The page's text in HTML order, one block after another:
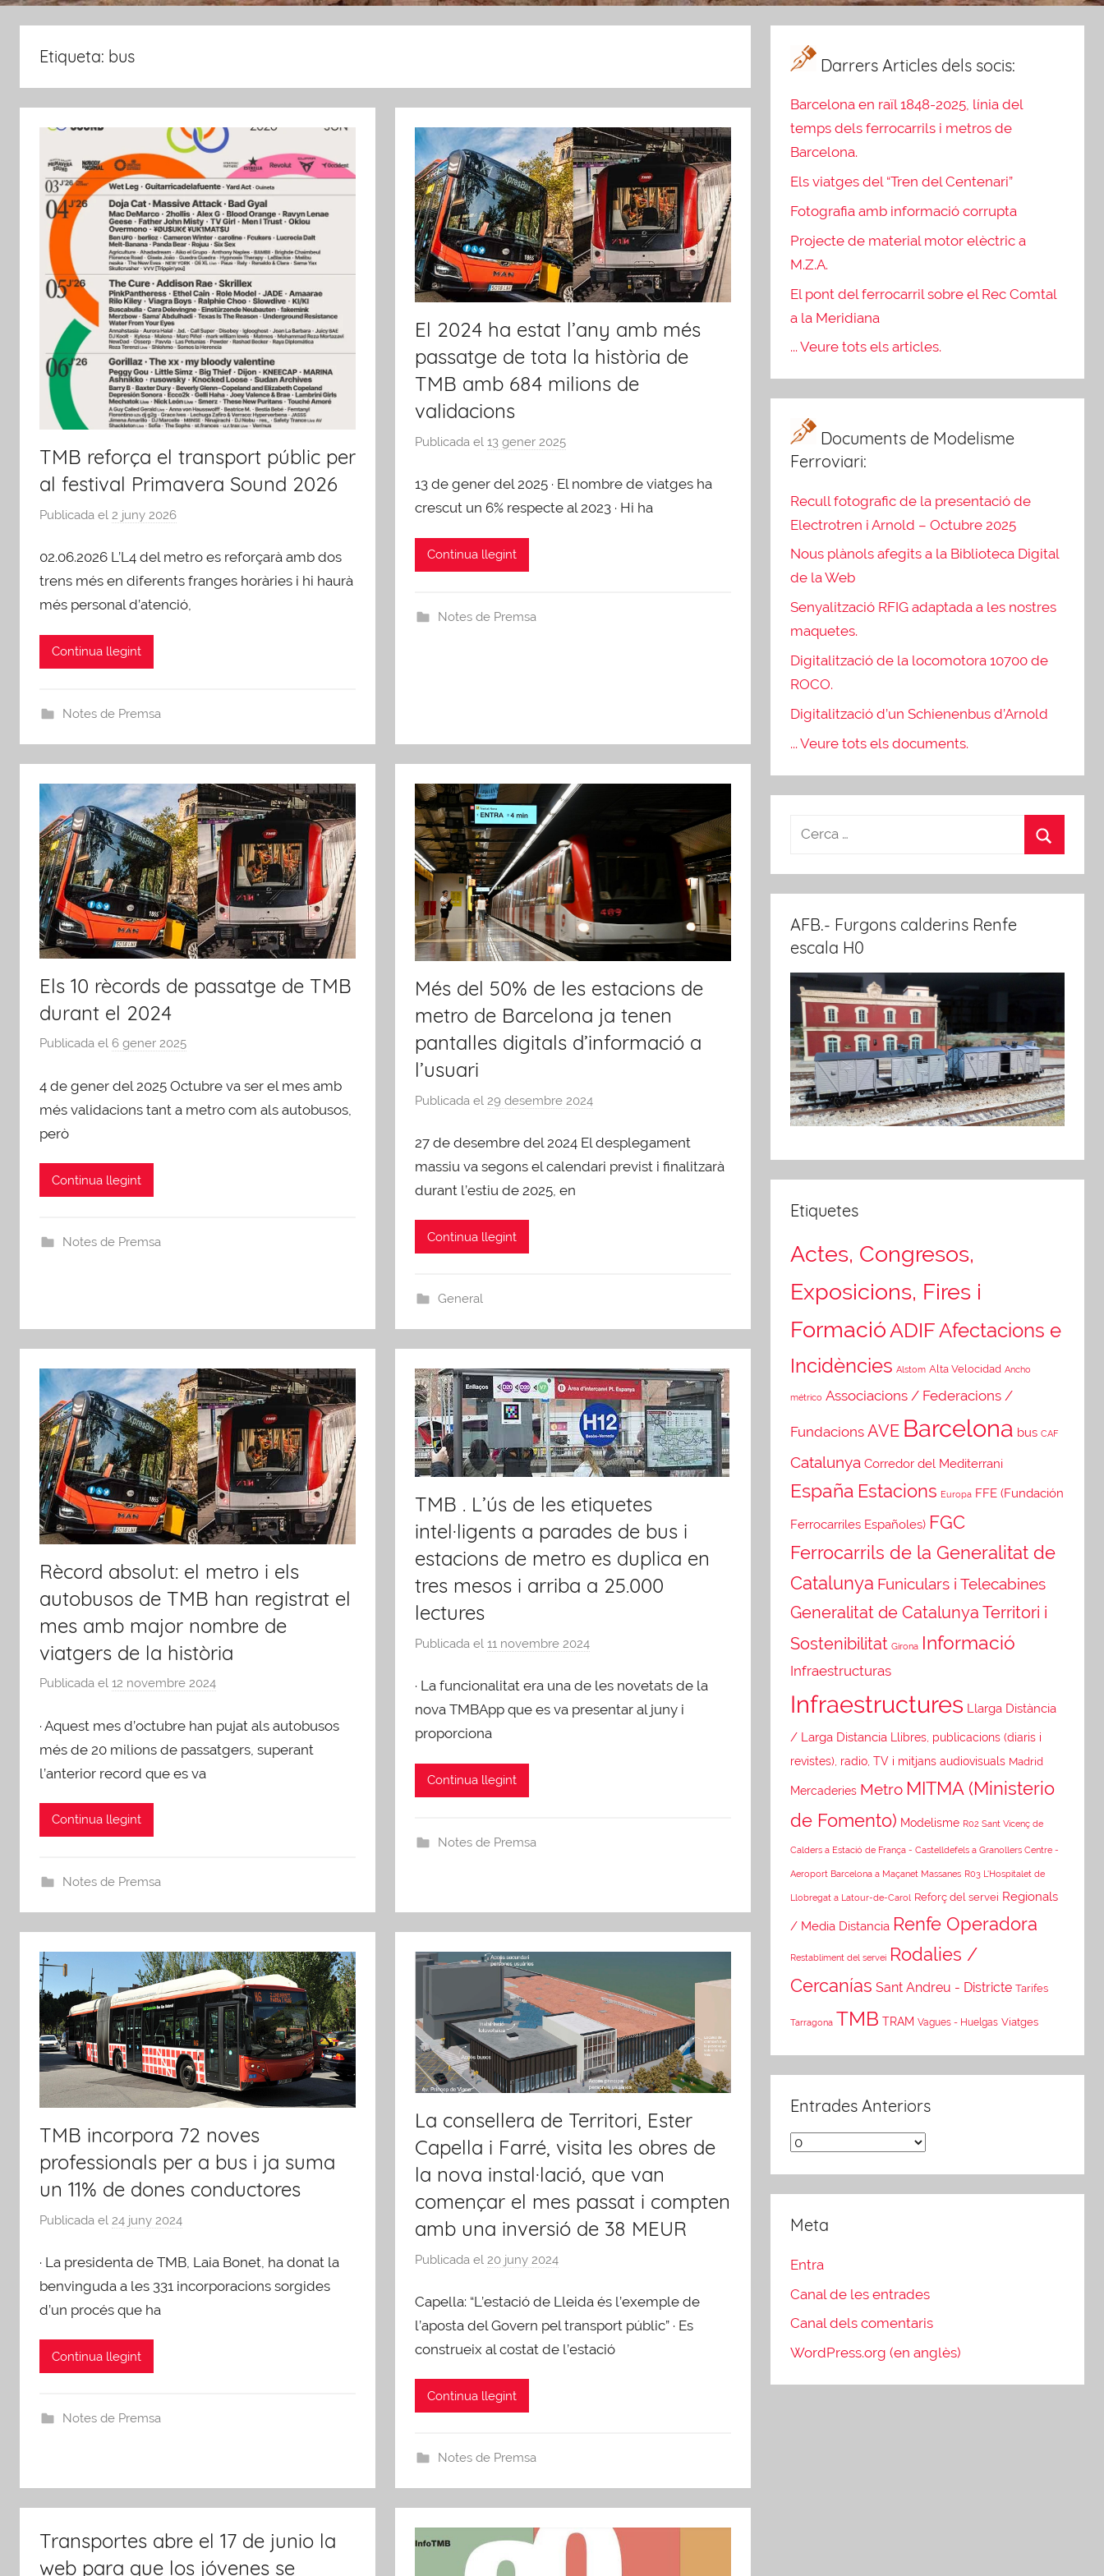
Etiqueta: bus
TMB reforça el transport públic per
al festival Primavera Sound 2026
Publicada el 2 juny 2026
r
A
F
02.06.2026 L’L4 del metro es reforçarà amb dos
trens més en diferents franges horàries i hi haurà
més personal d’atenció,
Continua llegint
Notes de Premsa
El 2024 ha estat l’any amb més
passatge de tota la història de
TMB amb 684 milions de
validacions
Publicada el13 gener 2025
r
A
13 de gener del 2025 · El nombre de viatges ha
crescut un 6% respecte al 2023 · Hi ha
Continua llegint
Notes de Premsa
Els 10 rècords de passatge de TMB
durant el 2024
Publicada el 6 gener 2025
r
A
4 de gener del 2025 Octubre va ser el mes amb
més validacions tant a metro com als autobusos,
però
Continua llegint
Notes de Premsa
Més del 50% de les estacions de
metro de Barcelona ja tenen
pantalles digitals d’informació a
l’usuari
Publicada el29 desembre 2024
r
A
27 de desembre del 2024 El desplegament
massiu va segons el calendari previst i finalitzarà
durant l’estiu de 2025, en
Continua llegint
General
Rècord absolut: el metro i els
autobusos de TMB han registrat el
mes amb major nombre de
viatgers de la història
Publicada el 12 novembre 2024
r
A
· Aquest mes d’octubre han pujat als autobusos
més de 20 milions de passatgers, superant
l’anterior record que es va
Continua llegint
Notes de Premsa
TMB . L’ús de les etiquetes
intel·ligents a parades de bus i
estacions de metro es duplica en
tres mesos i arriba a 25.000
lectures
Publicada el11 novembre 2024
r
A
· La funcionalitat era una de les novetats de la
nova TMBApp que es va presentar al juny i
proporciona
Continua llegint
Notes de Premsa
TMB incorpora 72 noves
professionals per a bus i ja suma
un 11% de dones conductores
Publicada el 24 juny 2024
r
A
· La presidenta de TMB, Laia Bonet, ha donat la
benvinguda a les 331 incorporacions sorgides
d’un procés que ha
Continua llegint
Notes de Premsa
La consellera de Territori, Ester
Capella i Farré, visita les obres de
la nova instal·lació, que van
començar el mes passat i compten
amb una inversió de 38 MEUR
Publicada el20 juny 2024
r
A
F
Capella: “L’estació de Lleida és l’exemple de
l’aposta del Govern pel transport públic” · Es
construeix al costat de l’estació
Continua llegint
Notes de Premsa
Transportes abre el 17 de junio la
web para que los jóvenes se
Darrers Articles dels socis:
Barcelona en raïl 1848-2025, línia del
temps dels ferrocarrils i metros de
Barcelona.
Els viatges del “Tren del Centenari”
Fotografia amb informació corrupta
Projecte de material motor elèctric a
M.Z.A.
El pont del ferrocarril sobre el Rec Comtal
a la Meridiana
... Veure tots els articles.
Documents de Modelisme
Ferroviari:
Recull fotografic de la presentació de
Electrotren i Arnold – Octubre 2025
Nous plànols afegits a la Biblioteca Digital
de la Web
Senyalització RFIG adaptada a les nostres
maquetes.
Digitalització de la locomotora 10700 de
ROCO.
Digitalització d’un Schienenbus d’Arnold
... Veure tots els documents.
AFB.- Furgons calderins Renfe
escala H0
Etiquetes
Actes, Congresos,
Exposicions, Fires i
FormacióADIFAfectacions e
Incidències Alstom Alta Velocidad Ancho
métrico Associacions / Federacions /
Fundacions AVE Barcelona bus CAF
Catalunya Corredor del Mediterrani
España Estacions Europa FFE (Fundación
Ferrocarriles Españoles) FGC
Ferrocarrils de la Generalitat de
Catalunya Funiculars i Telecabines
Generalitat de Catalunya Territori i
Sostenibilitat Girona Informació
Infraestructuras
Infraestructures Llarga Distància
/ Larga Distancia Llibres, publicacions (diaris i
revistes), radio, TV i mitjans audiovisuals Madrid
Mercaderies Metro MITMA (Ministerio
de Fomento) Modelisme R02 Sant Vicenç de
Calders a Estació de França - Castelldefels a Granollers Centre -
Aeroport Barcelona a Maçanet Massanes R03 L'Hospitalet de
Llobregat a Latour-de-Carol Reforç del servei Regionals
/ Media Distancia Renfe Operadora
Restabliment del servei Rodalies /
Cercanías Sant Andreu - Districte Tarifes
Tarragona TMB TRAM Vagues - Huelgas Viatges
Entrades Anteriors
Entrades
Meta
Entra
Canal de les entrades
Canal dels comentaris
WordPress.org (en anglès)